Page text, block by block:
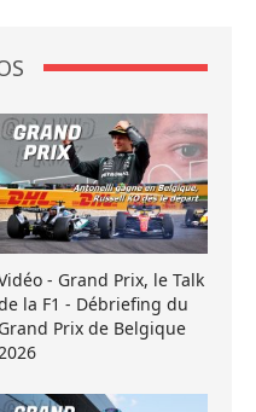
- Grand Prix, le Talk
la F1 - Débriefing du
Grand Prix de Belgique